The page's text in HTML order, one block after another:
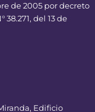
de 2005 por decreto
del 13 de
Edificio